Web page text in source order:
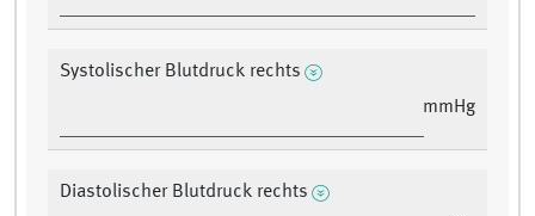
Systolischer Blutdruck rechts
mmHg
Diastolischer Blutdruck rechts